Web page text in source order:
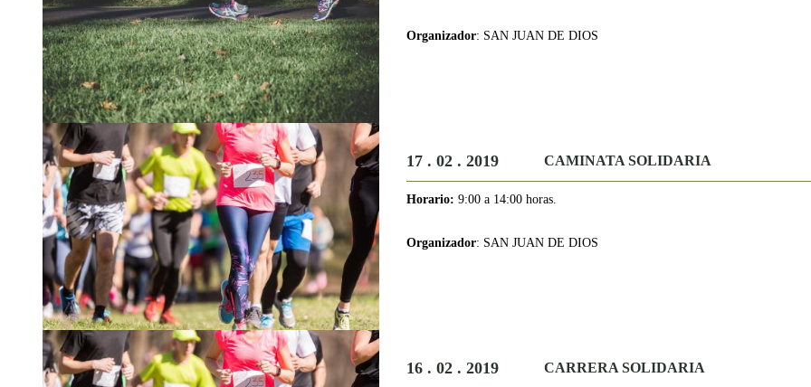
Organizador: SAN JUAN DE DIOS
17 . 02 . 2019 CAMINATA SOLIDARIA
Horario: 9:00 a 14:00 horas.
Organizador: SAN JUAN DE DIOS
16 . 02 . 2019 CARRERA SOLIDARIA